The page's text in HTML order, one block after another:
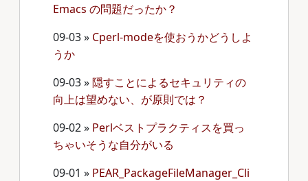
Emacs の問題だったか？
09-03» Cperl-modeを使おうかどうしよ
うか
09-03»隠すことによるセキュリティの
向上は望めない、が原則では？
09-02» Perlベストプラクティスを買っ
ちゃいそうな自分がいる
09-01 » PEAR_PackageFileManager_Cli